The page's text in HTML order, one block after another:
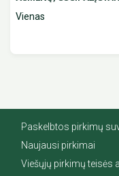
Vienas
Paskelbtos pirkimų
Naujausi pirkimai
Viešųjų pirkimų teisės